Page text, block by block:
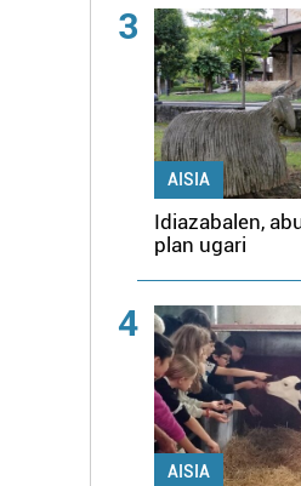
3
AISIA
Idiazabalen,
plan ugari
4
AISIA